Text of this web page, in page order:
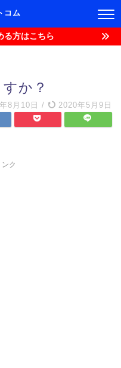
コム
る方はこちら
か？
8月10日 / 2020年5月9日
ク